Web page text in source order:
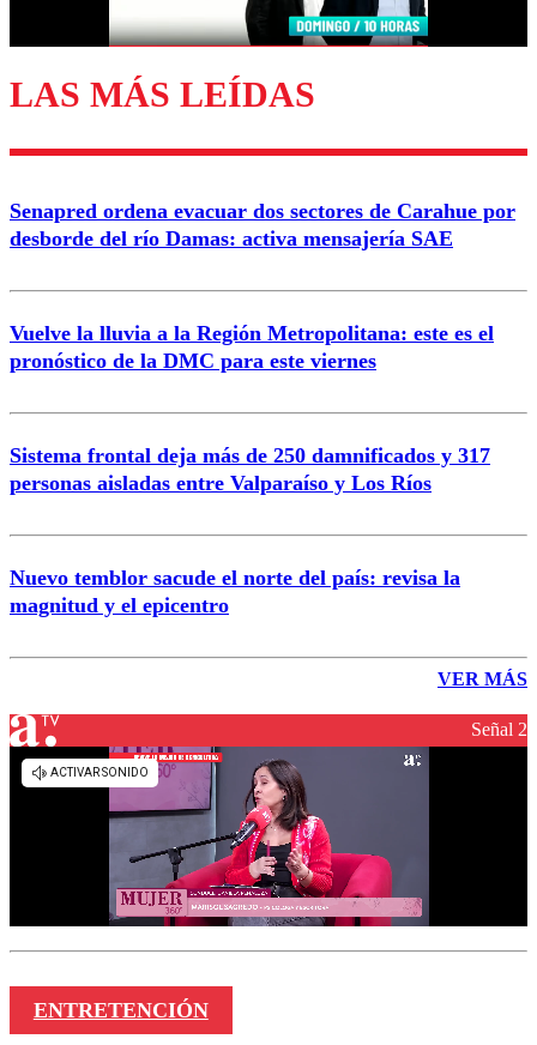
Enviar comentario
LAS MÁS LEÍDAS
Senapred ordena evacuar dos sectores de Carahue por
desborde del río Damas: activa mensajería SAE
Vuelve la lluvia a la Región Metropolitana: este es el
pronóstico de la DMC para este viernes
Sistema frontal deja más de 250 damnificados y 317
personas aisladas entre Valparaíso y Los Ríos
Nuevo temblor sacude el norte del país: revisa la
magnitud y el epicentro
VER MÁS
Señal 2
ENTRETENCIÓN